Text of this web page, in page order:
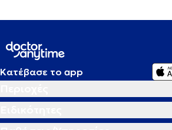
Κατέβασε το app